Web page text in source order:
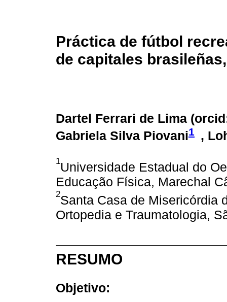
Práctica de fútbol
de capitales
Dartel Ferrari de Lima (
Gabriela Silva Piovani1 ,
1Universidade Estadual do
Educação Física, Marechal
2Santa Casa de Misericórdia
Ortopedia e Traumatologia,
RESUMO
Objetivo: